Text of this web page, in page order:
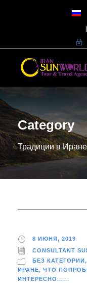
Category
Традиции в Иране
8 ИЮНЯ, 2019
CONSULTANT
БЕЗ КАТЕГОРИИ ,
ИРАНЕ, ЧТО
ИНТЕРЕСНО......